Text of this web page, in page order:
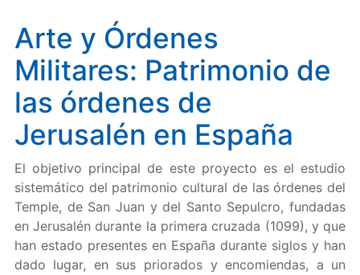
Arte y Órdenes
Militares: Patrimonio de
las órdenes de
Jerusalén en España
El objetivo principal de este proyecto es el estudio
sistemático del patrimonio cultural de las órdenes del
Temple, de San Juan y del Santo Sepulcro, fundadas
en Jerusalén durante la primera cruzada (1099), y que
han estado presentes en España durante siglos y han
dado lugar, en sus priorados y encomiendas, a un